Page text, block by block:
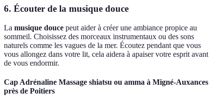
6. Écouter de la musique douce
La musique douce peut aider à créer une ambiance propice au
sommeil. Choisissez des morceaux instrumentaux ou des sons
naturels comme les vagues de la mer. Écoutez pendant que vous
vous allongez dans votre lit, cela aidera à apaiser votre esprit avant
de vous endormir.
Cap Adrénaline Massage shiatsu ou amma à Migné-Auxances
près de Poitiers